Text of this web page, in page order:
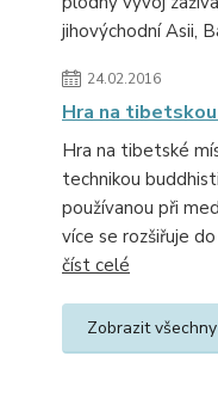
jihovýchodní Asii,
24.02.2016
Hra na
Hra na tibetské
technikou
používanou při
více se rozšiřuje
číst celé
Zobrazit